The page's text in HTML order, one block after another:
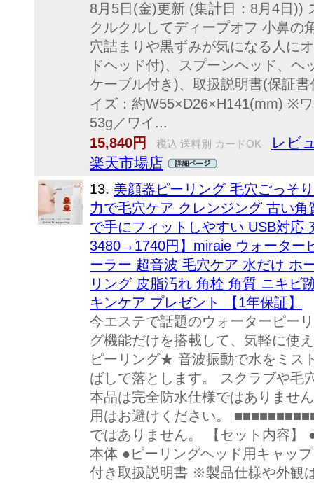
8月5日(金)更新 (集計日：8月4日))
クルクルしてディープオフ 小鼻の
穴詰まりや黒ずみが気になる人に
ドヘッド付)、スプーンヘッド、
ケーブル付き)、取扱説明書(保証
イズ：約W55×D26×H141(mm) ※
53g／ワイ...
15,840円
税込 送料別 カードOK
レビ
楽天市場店
13. 美顔器ピーリング 毛穴ごっそ
力で毛穴ケア クレンジング 古い
で手にフィットしやすい USB対応
3480→1740円】miraie ウォーター
ーラー 超音波 毛穴ケア 水だけ ホ
リング 皮脂汚れ 角栓 角質 ニキビ
キンケア プレゼント 【1年保証】
今エステで話題のウォーターピー
グ機能だけを搭載して、気軽に使
ピーリング★ 音波振動で水をミス
ばして落とします。 スクラブや
本品は完全防水仕様ではありませ
用はお避けください。
ではありません。 【セット内容
本体 ●ピーリングヘッド用キャッ
付き取扱説明書 ※製品仕様や外観